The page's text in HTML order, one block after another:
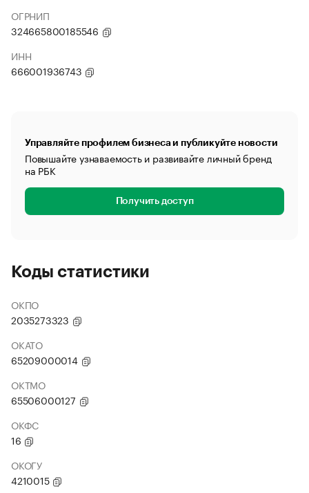
ОГРНИП
324665800185546
ИНН
666001936743
Управляйте профилем бизнеса и публикуйте новости
Повышайте узнаваемость и развивайте личный бренд
на РБК
Получить доступ
Коды статистики
ОКПО
2035273323
ОКАТО
65209000014
ОКТМО
65506000127
ОКФС
16
ОКОГУ
4210015